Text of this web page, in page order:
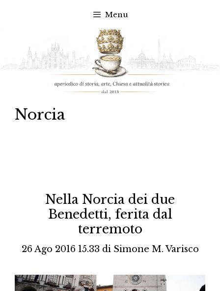
contenuto
Menu
Norcia
Nella Norcia dei due
Benedetti, ferita dal
terremoto
26 Ago 2016 15.33 di Simone M. Varisco